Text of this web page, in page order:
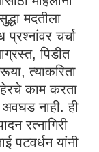
मदतीला
प्रश्नांवर चर्चा
पिडीत
त्याकरिता
काम करता
नाही. ही
रत्नागिरी
पटवर्धन यांनी